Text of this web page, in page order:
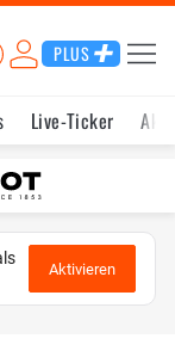
PLUS
Live-Ticker
Aktivieren